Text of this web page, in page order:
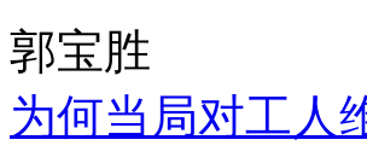
郭宝胜
为何当局对工人